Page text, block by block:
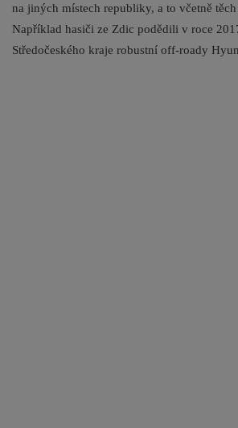
na jiných místech republiky, a to včetně
Například hasiči ze Zdic podědili v roce
Středočeského kraje robustní off-roady